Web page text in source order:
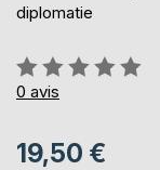
diplomatie
Évaluation:
0%
0 avis
19,50 €